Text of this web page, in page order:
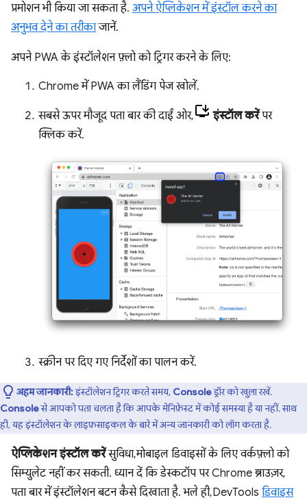
प्रमोशन भी किया जा सकता है. अपने ऐप्लिकेशन में इंस्टॉल करने का
अनुभव देने का तरीकाजानें.
अपने PWA के इंस्टॉलेशन फ़्लो को ट्रिगर करने के लिए:
Chrome में PWA का लैंडिंग पेज खोलें.
सबसे ऊपर मौजूद पता बार की दाईं ओर, इंस्टॉल करेंपर
क्लिक करें.
स्क्रीन पर दिए गए निर्देशों का पालन करें.
अहम जानकारी:इंस्टॉलेशन ट्रिगर करते समय, Consoleड्रॉर को खुला रखें.
Consoleसे आपको पता चलता है कि आपके मेनिफ़ेस्ट में कोई समस्या है या नहीं. साथ
ही, यह इंस्टॉलेशन के लाइफ़साइकल के बारे में अन्य जानकारी को लॉग करता है.
ऐप्लिकेशन इंस्टॉल करेंसुविधा, मोबाइल डिवाइसों के लिए वर्कफ़्लो को
सिम्युलेट नहीं कर सकती. ध्यान दें कि डेस्कटॉप पर Chrome ब्राउज़र,
पता बार में इंस्टॉलेशन बटन कैसे दिखाता है. भले ही, DevTools डिवाइस